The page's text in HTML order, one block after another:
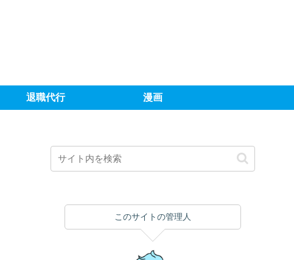
退職代行 漫画
このサイトの管理人